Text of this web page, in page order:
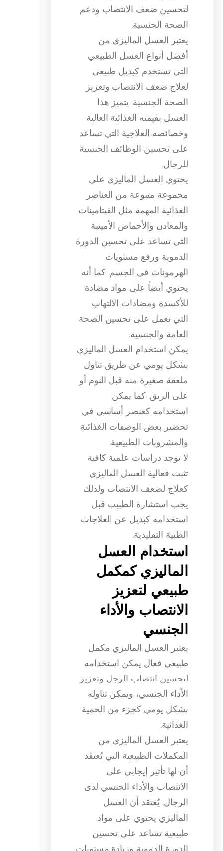
لتحسين ضعف الانتصاب ودعم
الصحة الجنسية.
يعتبر العسل الماليزي من
أفضل أنواع العسل الطبيعي
التي تستخدم كبديل طبيعي
لعلاج ضعف الانتصاب وتعزيز
الصحة الجنسية. يتميز هذا
العسل بقيمته الغذائية العالية
وخصائصه العلاجية التي تساعد
على تحسين الوظائف الجنسية
للرجال.
يحتوي العسل الماليزي على
مجموعة متنوعة من العناصر
الغذائية المهمة مثل الفيتامينات
والمعادن والأحماض الأمينية
التي تساعد على تحسين الدورة
الدموية ورفع مستويات
الهرمونات في الجسم. كما أنه
يحتوي أيضاً على مواد مضادة
للأكسدة ومضادات الالتهاب
التي تعمل على تحسين الصحة
العامة والجنسية.
يمكن استخدام العسل الماليزي
بشكل يومي عن طريق تناول
ملعقة صغيرة منه قبل النوم أو
على الريق. كما يمكن
استخدامه كعنصر أساسي في
تحضير بعض الوصفات الغذائية
والمشروبات الطبيعية.
لا توجد دراسات علمية كافية
تثبت فعالية العسل الماليزي
كعلاج لضعف الانتصاب ولذلك
يجب استشارة الطبيب قبل
استخدامه كبديل عن العلاجات
الطبية التقليدية.
استخدام العسل
الماليزي كمكمل
طبيعي لتعزيز
الانتصاب والأداء
الجنسي
يعتبر العسل الماليزي مكمل
طبيعي فعال يمكن استخدامه
لتحسين انتصاب الرجل وتعزيز
الأداء الجنسي، ويمكن تناوله
بشكل يومي كجزء من الحمية
الغذائية.
يعتبر العسل الماليزي من
المكملات الطبيعية التي يُعتقد
أن لها تأثير إيجابي على
الانتصاب والأداء الجنسي لدى
الرجال. يُعتقد أن العسل
الماليزي يحتوي على مواد
طبيعية تساعد على تحسين
الدورة الدموية وزيادة مستويات